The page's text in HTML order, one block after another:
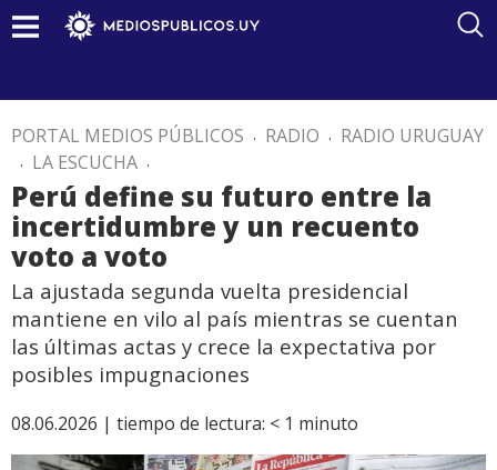
PORTAL MEDIOS PÚBLICOS . RADIO . RADIO URUGUAY
. LA ESCUCHA .
Perú define su futuro entre la
incertidumbre y un recuento
voto a voto
La ajustada segunda vuelta presidencial
mantiene en vilo al país mientras se cuentan
las últimas actas y crece la expectativa por
posibles impugnaciones
08.06.2026 | tiempo de lectura: < 1 minuto